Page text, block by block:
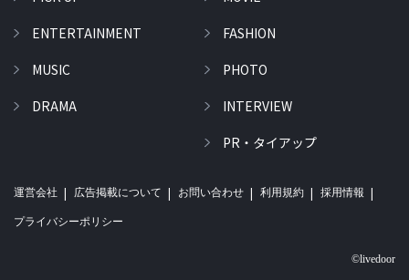
ENTERTAINMENT
MUSIC
DRAMA
FASHION
PHOTO
INTERVIEW
PR・タイアップ
運営会社 広告掲載について お問い合わせ 利用規約 採用情報
プライバシーポリシー
©livedoor